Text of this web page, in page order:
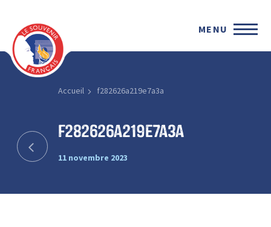
MENU
Accueil f282626a219e7a3a
f282626a219e7a3a
11 novembre 2023